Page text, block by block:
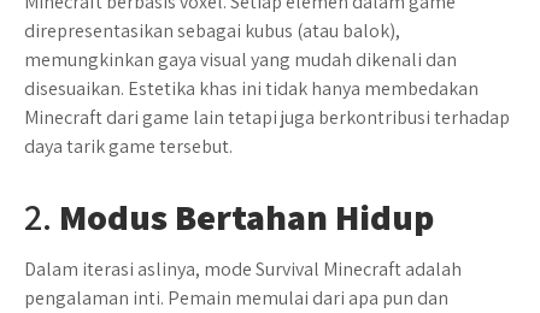
direpresentasikan sebagai kubus (atau balok),
memungkinkan gaya visual yang mudah dikenali dan
disesuaikan. Estetika khas ini tidak hanya membedakan
Minecraft dari game lain tetapi juga berkontribusi terhadap
daya tarik game tersebut.
2. Modus Bertahan Hidup
Dalam iterasi aslinya, mode Survival Minecraft adalah
pengalaman inti. Pemain memulai dari apa pun dan